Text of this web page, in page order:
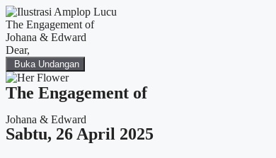
The Engagement of
Johana & Edward
Dear,
Buka Undangan
The Engagement of
Johana & Edward
Sabtu, 26 April 2025